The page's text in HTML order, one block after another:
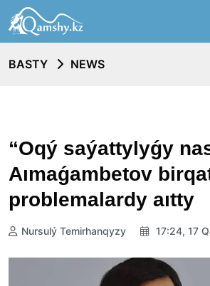
BASTY NEWS
“Oqý saýattylyǵy
Aımaǵambetov
problemalardy aıtty
Nursulý Temirhanqyzy 17:24, 17